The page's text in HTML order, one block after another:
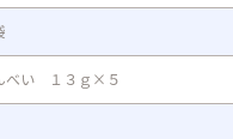
べい １３ｇ×５